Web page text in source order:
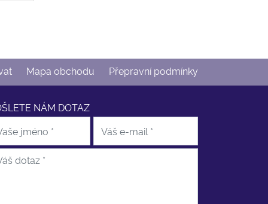
Mapa obchodu Přepravní podmínky
NÁM DOTAZ